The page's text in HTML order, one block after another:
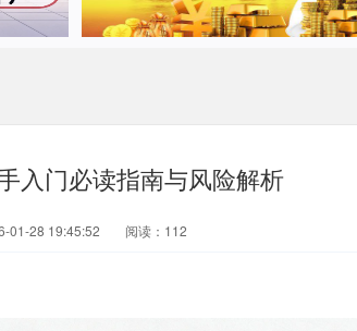
入门必读指南与风险解析
01-28 19:45:52 阅读：112